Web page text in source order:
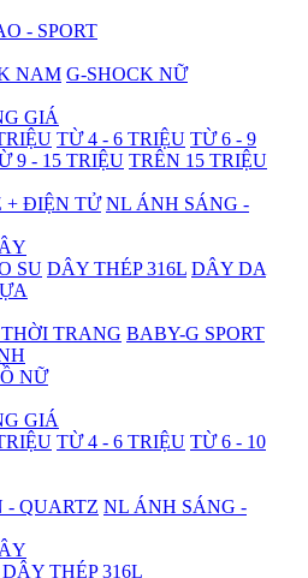
- SPORT
NAM G-SHOCK NỮ
GIÁ
TỪ 4 - 6 TRIỆU TỪ 6 - 9
9 - 15 TRIỆU TRÊN 15 TRIỆU
+ ĐIỆN TỬ NL ÁNH SÁNG -
SU DÂY THÉP 316L DÂY DA
TRANG BABY-G SPORT
NỮ
GIÁ
TỪ 4 - 6 TRIỆU TỪ 6 - 10
- QUARTZ NL ÁNH SÁNG -
DÂY THÉP 316L